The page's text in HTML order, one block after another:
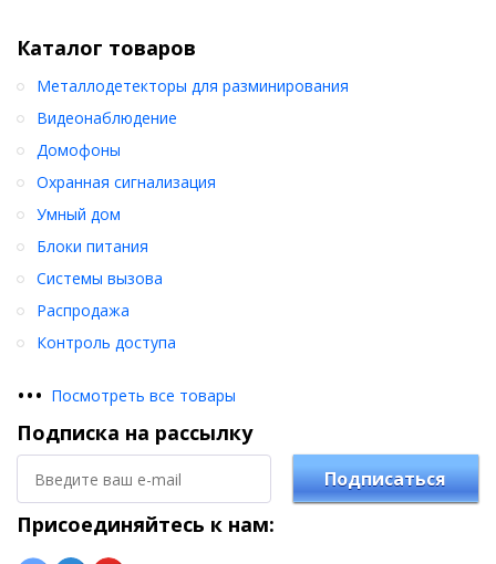
Каталог товаров
Металлодетекторы для разминирования
Видеонаблюдение
Домофоны
Охранная сигнализация
Умный дом
Блоки питания
Системы вызова
Распродажа
Контроль доступа
••• Посмотреть все товары
Подписка на рассылку
Подписаться
Присоединяйтесь к нам: